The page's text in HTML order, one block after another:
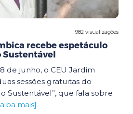
982 visualizações
recebe espetáculo
de junho, o CEU Jardim
sessões gratuitas do
Sustentável”, que fala sobre
mais]